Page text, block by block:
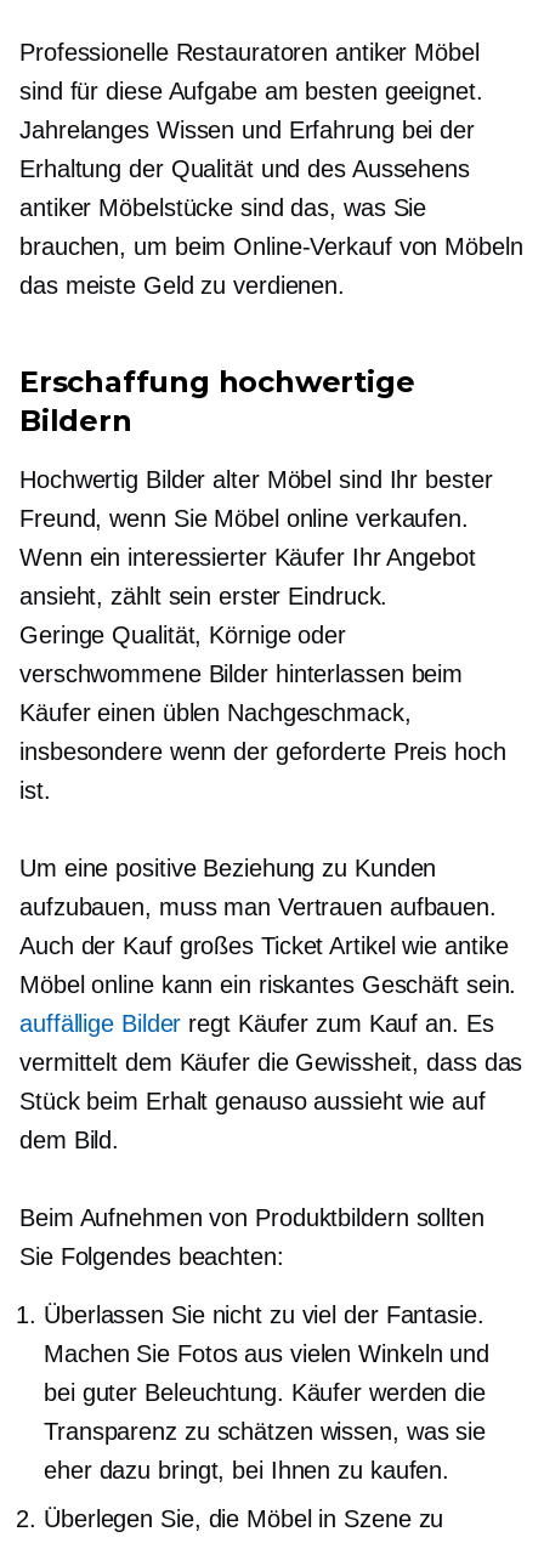
Professionelle Restauratoren antiker Möbel
sind für diese Aufgabe am besten geeignet.
Jahrelanges Wissen und Erfahrung bei der
Erhaltung der Qualität und des Aussehens
antiker Möbelstücke sind das, was Sie
brauchen, um beim Online-Verkauf von Möbeln
das meiste Geld zu verdienen.
Erschaffung hochwertige
Bildern
Hochwertig Bilder alter Möbel sind Ihr bester
Freund, wenn Sie Möbel online verkaufen.
Wenn ein interessierter Käufer Ihr Angebot
ansieht, zählt sein erster Eindruck.
Geringe Qualität, Körnige oder
verschwommene Bilder hinterlassen beim
Käufer einen üblen Nachgeschmack,
insbesondere wenn der geforderte Preis hoch
ist.
Um eine positive Beziehung zu Kunden
aufzubauen, muss man Vertrauen aufbauen.
Auch der Kauf großes Ticket Artikel wie antike
Möbel online kann ein riskantes Geschäft sein.
auffällige Bilder regt Käufer zum Kauf an. Es
vermittelt dem Käufer die Gewissheit, dass das
Stück beim Erhalt genauso aussieht wie auf
dem Bild.
Beim Aufnehmen von Produktbildern sollten
Sie Folgendes beachten:
Überlassen Sie nicht zu viel der Fantasie.
Machen Sie Fotos aus vielen Winkeln und
bei guter Beleuchtung. Käufer werden die
Transparenz zu schätzen wissen, was sie
eher dazu bringt, bei Ihnen zu kaufen.
Überlegen Sie, die Möbel in Szene zu